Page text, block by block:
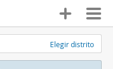
Elegir distrito